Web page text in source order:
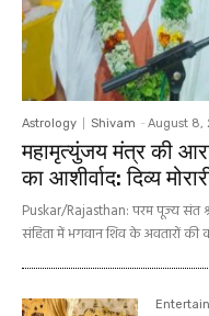
Astrology Shivam - August 8,
महामृत्युंजय मंत्र की
का आशीर्वाद: दिव्य
Puskar/Rajasthan: परम पूज्य संत
संहिता में भगवान शिव के अवतारों की